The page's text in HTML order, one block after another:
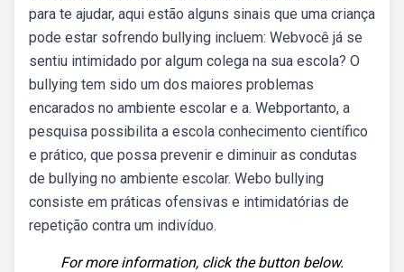
para te ajudar, aqui estão alguns sinais que uma criança
pode estar sofrendo bullying incluem: Webvocê já se
sentiu intimidado por algum colega na sua escola? O
bullying tem sido um dos maiores problemas
encarados no ambiente escolar e a. Webportanto, a
pesquisa possibilita a escola conhecimento científico
e prático, que possa prevenir e diminuir as condutas
de bullying no ambiente escolar. Webo bullying
consiste em práticas ofensivas e intimidatórias de
repetição contra um indivíduo.
For more information, click the button below.